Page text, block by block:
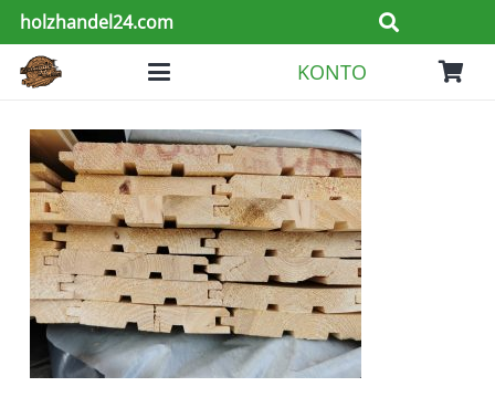
holzhandel24.com
KONTO